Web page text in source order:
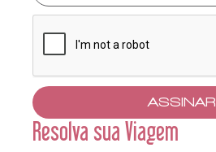
ASSINAR
Resolva sua Viagem